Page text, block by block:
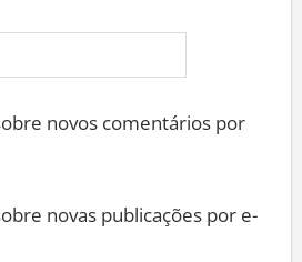
novos comentários por
novas publicações por e-